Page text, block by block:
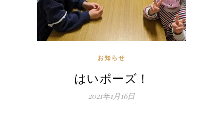
お知らせ
はいポーズ！
2021年1月16日